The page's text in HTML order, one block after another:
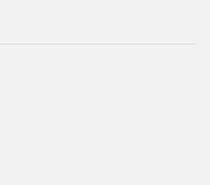
с количеством серверных
основному контуру.
редакция платформы.
обработку больших
количество ядер
памяти. Возможно